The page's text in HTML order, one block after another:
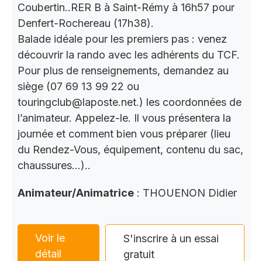
Coubertin..RER B à Saint-Rémy à 16h57 pour
Denfert-Rochereau (17h38).
Balade idéale pour les premiers pas : venez
découvrir la rando avec les adhérents du TCF.
Pour plus de renseignements, demandez au
siège (07 69 13 99 22 ou
touringclub@laposte.net.) les coordonnées de
l’animateur. Appelez-le. Il vous présentera la
journée et comment bien vous préparer (lieu
du Rendez-Vous, équipement, contenu du sac,
chaussures…)..
Animateur/Animatrice : THOUENON Didier
Voir le
détail
S'inscrire à un essai
gratuit